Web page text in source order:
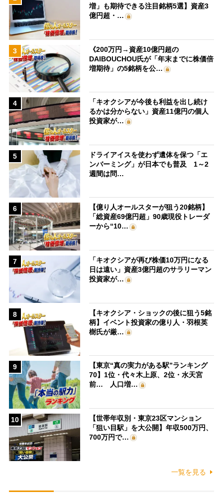
増」も期待できる注目銘柄5選】資産3
億円超・…
3
《200万円→資産10億円超の
DAIBOUCHOU氏が「年末までに株価倍
増期待」の5銘柄を公…
4
「キオクシアが今後も利益を出し続け
るかは分からない」資産11億円の個人
投資家が…
5
ドライアイスを使わず遺体を保つ「エ
ンバーミング」が日本でも普及 1～2
週間は問…
6
【億り人オールスターが狙う20銘柄】
「総資産69億円超」90歳現役トレーダ
ーから“10…
7
「キオクシアが再び株価10万円になる
日は遠い」資産3億円超のサラリーマン
投資家が…
8
【キオクシア・ショックの後に狙う5銘
柄】イベント投資家の億り人・羽根英
樹氏が厳…
9
【東京“真の実力がある駅”ランキング
70】1位・代々木上原、2位・水天宮
前… 人口増…
10
【世帯年収別・東京23区マンション
「狙い目駅」を大公開】年収500万円、
700万円で…
一覧を見る